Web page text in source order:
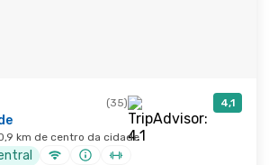
(35) 4,1
km de centro da cidade